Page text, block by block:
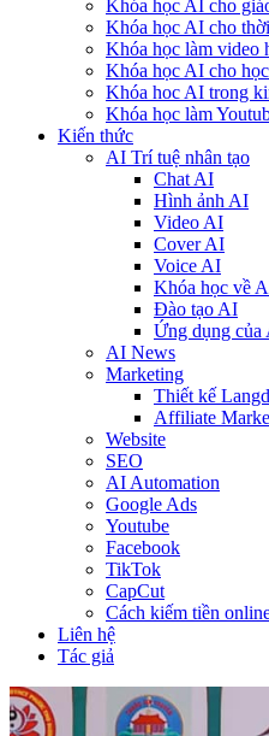
Khóa học AI cho
Khóa học AI cho
Khóa học làm video
Khóa học AI cho
Khóa hoc AI trong
Khóa học làm
Kiến thức
AI Trí tuệ nhân tạo
Chat AI
Hình ảnh AI
Video AI
Cover AI
Voice AI
Khóa học về
Đào tạo AI
Ứng dụng của
AI News
Marketing
Thiết kế
Affiliate
Website
SEO
AI Automation
Google Ads
Youtube
Facebook
TikTok
CapCut
Cách kiếm tiền
Liên hệ
Tác giả